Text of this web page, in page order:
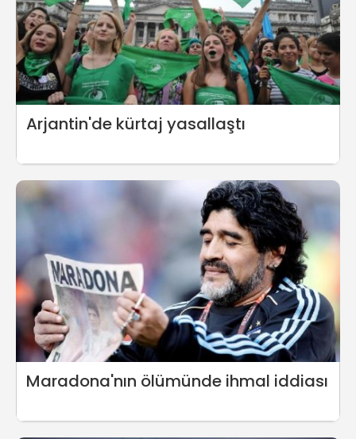
Arjantin'de kürtaj yasallaştı
Maradona'nın ölümünde ihmal iddiası